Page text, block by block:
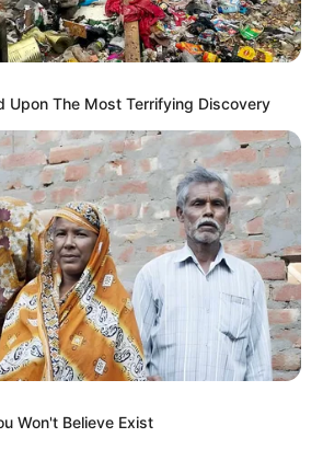
Upon The Most Terrifying Discovery
Won't Believe Exist